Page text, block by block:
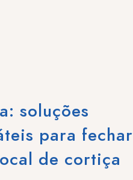
soluções
para fechar
de cortiça